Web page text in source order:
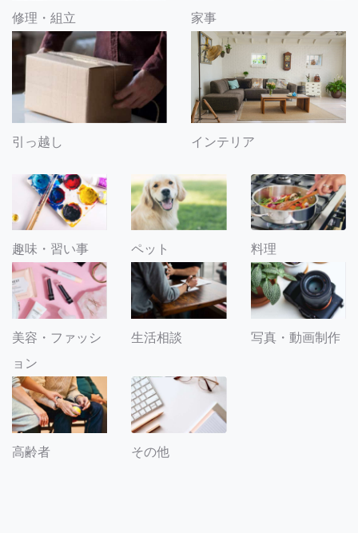
修理・組立 家事
引っ越し インテリア
趣味・習い事 ペット 料理
美容・ファッシ
ョン
生活相談 写真・動画制作
高齢者 その他